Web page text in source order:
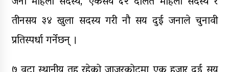
तीनसय ३४ खुला सदस्य गरी नौ सय दुई जनाले चुनावी
प्रतिस्पर्धा गर्नेछन् ।